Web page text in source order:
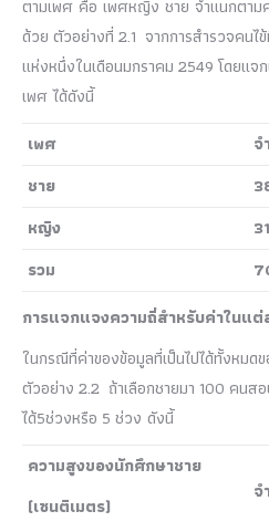
ตามเพศ คือ เพศหญิง ชาย จำแนกตาม
ด้วย ตัวอย่างที่ 2.1 จากการสำรวจคนไข้
แห่งหนึ่งในเดือนมกราคม 2549 โดยแจ
เพศ ได้ดังนี้
เพศ
จ
ชาย
หญิง
รวม
การแจกแจงความถี่สำหรับค่าในแ
ในกรณีที่ค่าของข้อมูลที่เป็นไปได้ทั้งหม
ตัวอย่าง 2.2 ถ้าเลือกชายมา 100 คนส
ได้5ช่วงหรือ 5 ช่วง ดังนี้
ความสูงของนักศึกษาชาย
(เซนติเมตร)
จ